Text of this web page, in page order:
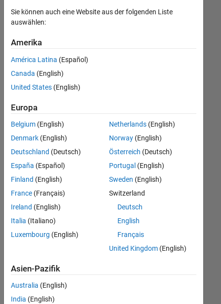
Customer Support
Education Sales
Sales Operations
Marketing Services
Business Model Team
Human Resources
Derzeit
es
keine
offenen
Stellen,
Ihren
Suchkriterien
entsprechen.
können
die
Suchkriterien
weiter
fassen
oder
alle
Stellenangebote
anzeigen .
noch
keine
offenen
Sie können auch eine Website aus der folgenden Liste
auswählen:
Amerika
América Latina (Español)
Canada (English)
United States (English)
Europa
Belgium (English)
Denmark (English)
Deutschland (Deutsch)
España (Español)
Finland (English)
France (Français)
Ireland (English)
Italia (Italiano)
Luxembourg (English)
Netherlands(English)
Norway(English)
Österreich (Deutsch)
Portugal (English)
Sweden (English)
Switzerland
Deutsch
English
Français
United Kingdom(English)
Asien-Pazifik
Australia (English)
India (English)